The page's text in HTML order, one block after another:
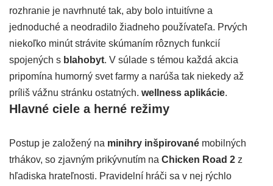
rozhranie je navrhnuté tak, aby bolo intuitívne a
jednoduché a neodradilo žiadneho používateľa. Prvých
niekoľko minút strávite skúmaním rôznych funkcií
spojených s blahobyt. V súlade s témou každá akcia
pripomína humorný svet farmy a narúša tak niekedy až
príliš vážnu stránku ostatných. wellness aplikácie.
Hlavné ciele a herné režimy
Postup je založený na minihry inšpirované mobilných
trhákov, so zjavným prikývnutím na Chicken Road 2 z
hľadiska hrateľnosti. Pravidelní hráči sa v nej rýchlo